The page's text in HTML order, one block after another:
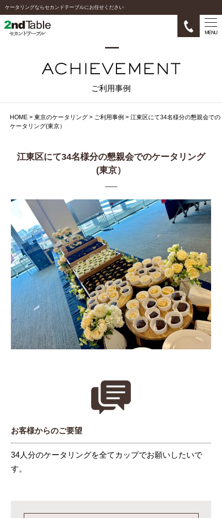
ケータリングならセカンドテーブルにお任せください
MENU
ご利用事例
HOME > 東京のケータリング > ご利用事例 > 江東区にて34名様分の懇親会での
ケータリング(東京）
江東区にて34名様分の懇親会でのケータリング
(東京）
お客様からのご要望
34人分のケータリングを全てカップでお願いしたいで
す。